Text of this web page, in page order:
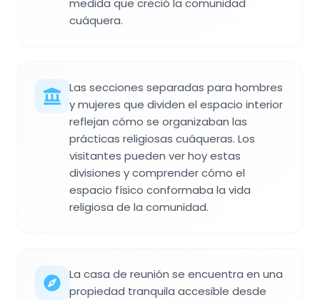
medida que creció la comunidad
cuáquera.
Las secciones separadas para hombres
y mujeres que dividen el espacio interior
reflejan cómo se organizaban las
prácticas religiosas cuáqueras. Los
visitantes pueden ver hoy estas
divisiones y comprender cómo el
espacio físico conformaba la vida
religiosa de la comunidad.
La casa de reunión se encuentra en una
propiedad tranquila accesible desde